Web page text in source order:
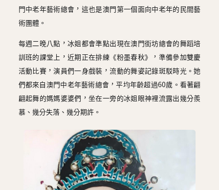
門中老年藝術總會，這也是澳門第一個面向中老年的民間藝
術團體。
每週二晚八點，冰姐都會準點出現在澳門街坊總會的舞蹈培
訓班的課堂上，近期正在排練《粉墨春秋》，準備參加雙慶
活動比賽，演員們一身戲裝，流動的舞姿記錄斑駁時光。她
們都來自澳門中老年藝術總會，平均年齡超過60歲。看著翩
翩起舞的媽媽婆婆們，坐在一旁的冰姐眼神裡流露出幾分羨
慕、幾分失落、幾分期許。